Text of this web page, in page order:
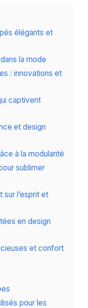
élégants et
la mode
: innovations et
captivent
et design
à la modularité
sublimer
sur l’esprit et
en design
et confort
pour les